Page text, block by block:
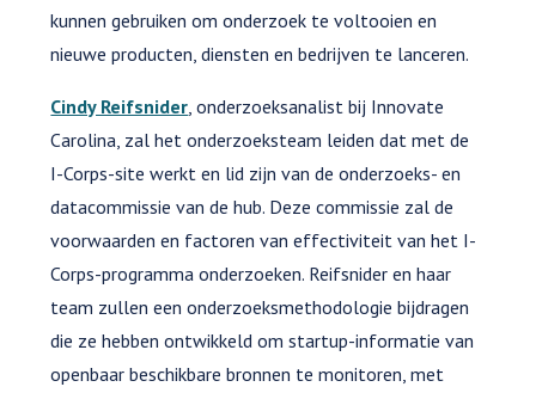
kunnen gebruiken om onderzoek te voltooien en
nieuwe producten, diensten en bedrijven te lanceren.
Cindy Reifsnider , onderzoeksanalist bij Innovate
Carolina, zal het onderzoeksteam leiden dat met de
I-Corps-site werkt en lid zijn van de onderzoeks- en
datacommissie van de hub. Deze commissie zal de
voorwaarden en factoren van effectiviteit van het I-
Corps-programma onderzoeken. Reifsnider en haar
team zullen een onderzoeksmethodologie bijdragen
die ze hebben ontwikkeld om startup-informatie van
openbaar beschikbare bronnen te monitoren, met